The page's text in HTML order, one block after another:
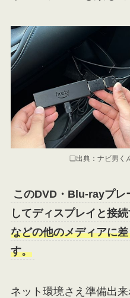
❏出典：ナビ男く
このDVD・Blu-rayプレ
してディスプレイと接
などの他のメディアに
す。
ネット環境さえ準備出